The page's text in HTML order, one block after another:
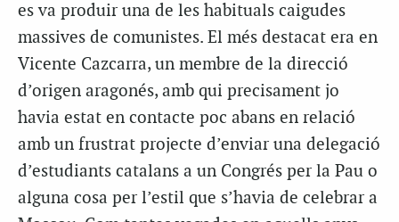
es va produir una de les habituals caigudes
massives de comunistes. El més destacat era en
Vicente Cazcarra, un membre de la direcció
d’origen aragonés, amb qui precisament jo
havia estat en contacte poc abans en relació
amb un frustrat projecte d’enviar una delegació
d’estudiants catalans a un Congrés per la Pau o
alguna cosa per l’estil que s’havia de celebrar a